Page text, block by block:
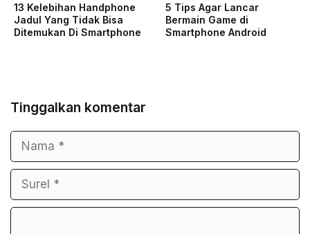
13 Kelebihan Handphone
Jadul Yang Tidak Bisa
Ditemukan Di Smartphone
5 Tips Agar Lancar
Bermain Game di
Smartphone Android
Tinggalkan komentar
Nama
Surel